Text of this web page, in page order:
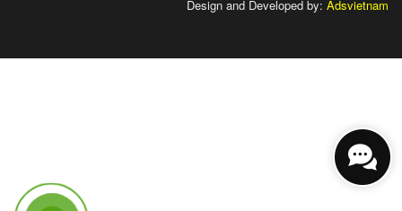
Design and Developed by: Adsvietnam